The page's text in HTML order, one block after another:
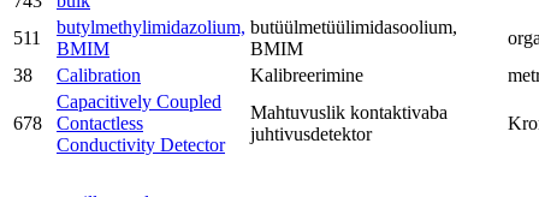
511
butylmethylimidazolium,
BMIM
butüülmetüülimidasoolium,
BMIM
38
Calibration Kalibreerimine
678
Capacitively Coupled
Contactless
Conductivity Detector
Mahtuvuslik kontaktivaba
juhtivusdetektor